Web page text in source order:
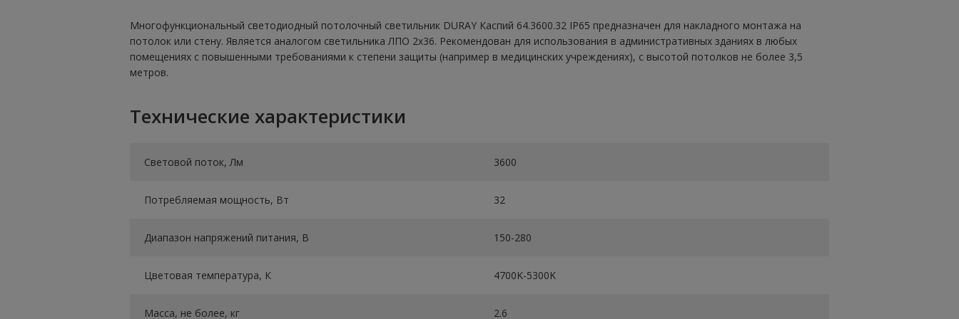
Многофункциональный светодиодный потолочный светильник DURAY Каспий 64.3600.32 IP65 предназначен для накладного монтажа на
потолок или стену. Является аналогом светильника ЛПО 2х36. Рекомендован для использования в административных зданиях в любых
помещениях с повышенными требованиями к степени защиты (например в медицинских учреждениях), с высотой потолков не более 3,5
метров.
Технические характеристики
Световой поток, Лм 3600
Потребляемая мощность, Вт 32
Диапазон напряжений питания, В 150-280
Цветовая температура, К 4700K-5300K
Масса, не более, кг 2.6